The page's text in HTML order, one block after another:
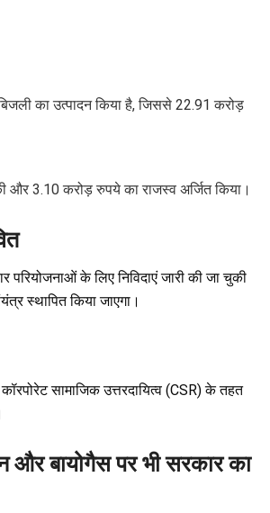
का उत्पादन किया है, जिससे 22.91 करोड़
और 3.10 करोड़ रुपये का राजस्व अर्जित किया।
परियोजनाओं के लिए निविदाएं जारी की जा चुकी
स्थापित किया जाएगा।
सामाजिक उत्तरदायित्व (CSR) के तहत
और बायोगैस पर भी सरकार का